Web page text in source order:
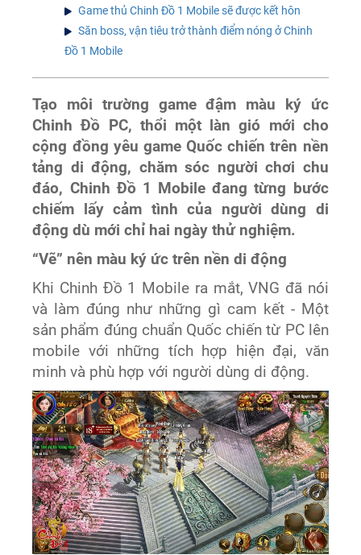
Game thủ Chinh Đồ 1 Mobile sẽ được kết hôn
Săn boss, vận tiêu trở thành điểm nóng ở Chinh
Đồ 1 Mobile
Tạo môi trường game đậm màu ký ức
Chinh Đồ PC, thổi một làn gió mới cho
cộng đồng yêu game Quốc chiến trên nền
tảng di động, chăm sóc người chơi chu
đáo, Chinh Đồ 1 Mobile đang từng bước
chiếm lấy cảm tình của người dùng di
động dù mới chỉ hai ngày thử nghiệm.
“Vẽ” nên màu ký ức trên nền di động
Khi Chinh Đồ 1 Mobile ra mắt, VNG đã nói
và làm đúng như những gì cam kết - Một
sản phẩm đúng chuẩn Quốc chiến từ PC lên
mobile với những tích hợp hiện đại, văn
minh và phù hợp với người dùng di động.